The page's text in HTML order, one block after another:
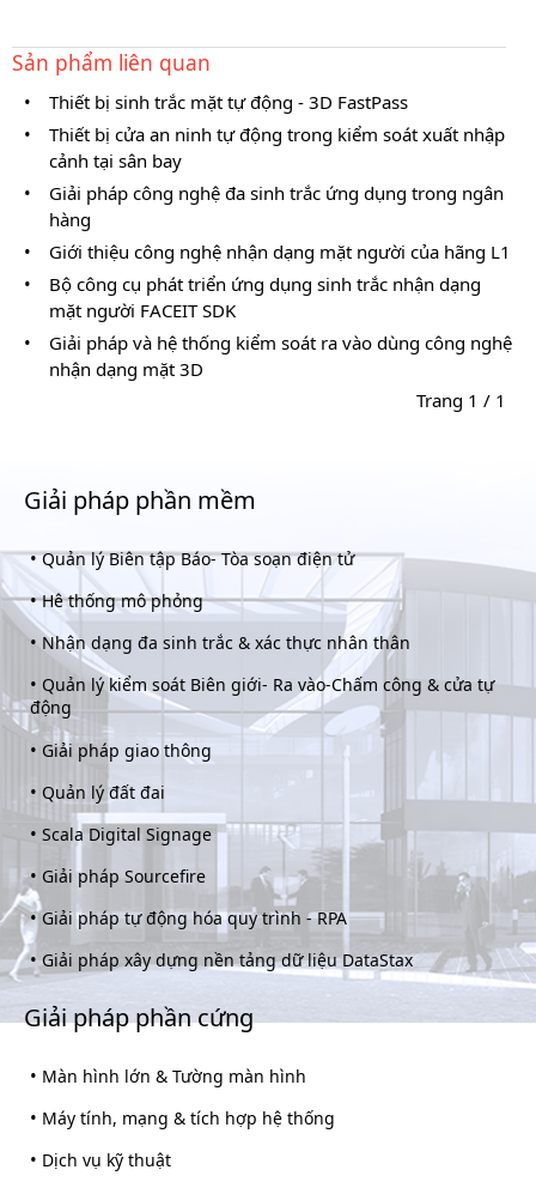
Sản phẩm liên quan
•
Thiết bị sinh trắc mặt tự động - 3D FastPass
•
Thiết bị cửa an ninh tự động trong kiểm soát xuất nhập
cảnh tại sân bay
•
Giải pháp công nghệ đa sinh trắc ứng dụng trong ngân
hàng
•
Giới thiệu công nghệ nhận dạng mặt người của hãng L1
•
Bộ công cụ phát triển ứng dụng sinh trắc nhận dạng
mặt người FACEIT SDK
•
Giải pháp và hệ thống kiểm soát ra vào dùng công nghệ
nhận dạng mặt 3D
Trang 1 / 1
Giải pháp phần mềm
•Quản lý Biên tập Báo- Tòa soạn điện tử
•Hê thống mô phỏng
•Nhận dạng đa sinh trắc & xác thực nhân thân
• Quản lý kiểm soát Biên giới- Ra vào-Chấm công & cửa tự
động
• Giải pháp giao thông
•Quản lý đất đai
•Scala Digital Signage
• Giải pháp Sourcefire
•Giải pháp tự động hóa quy trình - RPA
•Giải pháp xây dựng nền tảng dữ liệu DataStax
Giải pháp phần cứng
• Màn hình lớn & Tường màn hình
• Máy tính, mạng & tích hợp hệ thống
• Dịch vụ kỹ thuật